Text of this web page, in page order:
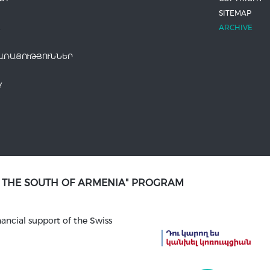
SITEMAP
ARCHIVE
SOUTH OF ARMENIA" PROGRAM
support of the Swiss